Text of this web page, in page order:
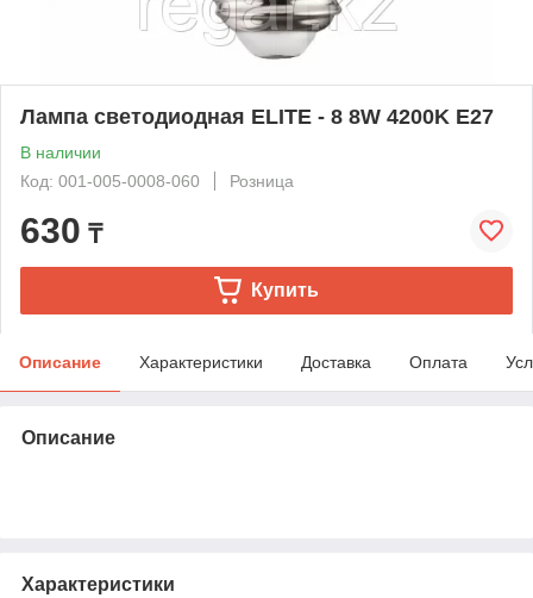
Лампа светодиодная ELITE - 8 8W 4200K E27
В наличии
Код: 001-005-0008-060
Розница
630 ₸
Купить
Описание Характеристики Доставка Оплата
Описание
Характеристики